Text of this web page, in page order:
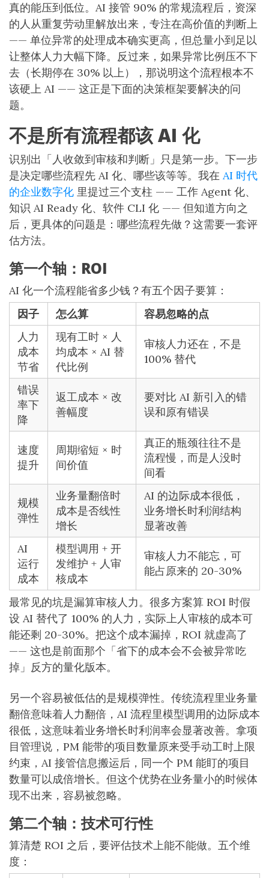
真的能压到低位。AI 接管 90% 的常规流程后，资深
的人从重复劳动里解放出来，专注在高价值的判断上
—— 单位异常的处理成本确实更高，但总量小到足以
让整体人力大幅下降。反过来，如果异常比例压不下
去（长期停在 30% 以上），那说明这个流程根本不
该硬上 AI —— 这正是下面的决策框架要解决的问
题。
不是所有流程都该 AI 化
识别出「人收敛到审核和判断」只是第一步。下一步
是决定哪些流程先 AI 化、哪些该等等。我在 AI 时代
的企业数字化 里提过三个支柱 —— 工作 Agent 化、
知识 AI Ready 化、软件 CLI 化 —— 但知道方向之
后，更具体的问题是：哪些流程先做？这需要一套评
估方法。
第一个轴：ROI
AI 化一个流程能省多少钱？有五个因子要算：
因子
怎么算
容易忽略的点
人力
成本
节省
现有工时 × 人
均成本 × AI 替
代比例
审核人力还在，不是
100% 替代
错误
率下
降
返工成本 × 改
善幅度
要对比 AI 新引入的错
误和原有错误
速度
提升
周期缩短 × 时
间价值
真正的瓶颈往往不是
流程慢，而是人没时
间看
规模
弹性
业务量翻倍时
成本是否线性
增长
AI 的边际成本很低，
业务增长时利润结构
显著改善
AI
运行
成本
模型调用 + 开
发维护 + 人审
核成本
审核人力不能忘，可
能占原来的 20-30%
最常见的坑是漏算审核人力。很多方案算 ROI 时假
设 AI 替代了 100% 的人力，实际上人审核的成本可
能还剩 20-30%。把这个成本漏掉，ROI 就虚高了
—— 这也是前面那个「省下的成本会不会被异常吃
掉」反方的量化版本。
另一个容易被低估的是规模弹性。传统流程里业务量
翻倍意味着人力翻倍，AI 流程里模型调用的边际成本
很低，这意味着业务增长时利润率会显著改善。拿项
目管理说，PM 能带的项目数量原来受手动工时上限
约束，AI 接管信息搬运后，同一个 PM 能盯的项目
数量可以成倍增长。但这个优势在业务量小的时候体
现不出来，容易被忽略。
第二个轴：技术可行性
算清楚 ROI 之后，要评估技术上能不能做。五个维
度：